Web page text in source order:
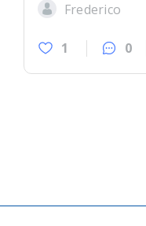
Frederico
1 0